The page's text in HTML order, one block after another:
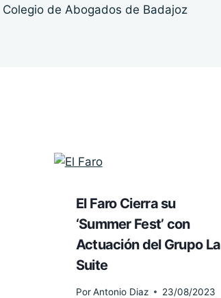
Colegio de Abogados de Badajoz
El Faro Cierra su
‘Summer Fest’ con
Actuación del Grupo La
Suite
Por Antonio Diaz 23/08/2023